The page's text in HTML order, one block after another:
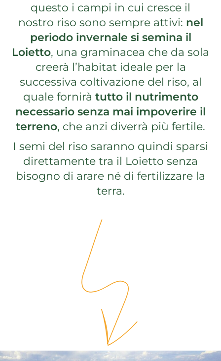
questo i campi in cui cresce il
nostro riso sono sempre attivi: nel
periodo invernale si semina il
Loietto, una graminacea che da sola
creerà l’habitat ideale per la
successiva coltivazione del riso, al
quale fornirà tutto il nutrimento
necessario senza mai impoverire il
terreno, che anzi diverrà più fertile.
I semi del riso saranno quindi sparsi
direttamente tra il Loietto senza
bisogno di arare né di fertilizzare la
terra.